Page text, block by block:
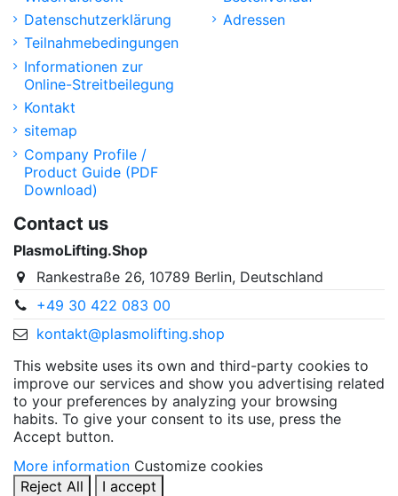
Datenschutzerklärung
Teilnahmebedingungen
Informationen zur
Online-Streitbeilegung
Kontakt
sitemap
Company Profile /
Product Guide (PDF
Download)
Adressen
Contact us
PlasmoLifting.Shop
Rankestraße 26, 10789 Berlin, Deutschland
+49 30 422 083 00
kontakt@plasmolifting.shop
This website uses its own and third-party cookies to
improve our services and show you advertising related
to your preferences by analyzing your browsing
habits. To give your consent to its use, press the
Accept button.
More information Customize cookies
Reject All
I accept